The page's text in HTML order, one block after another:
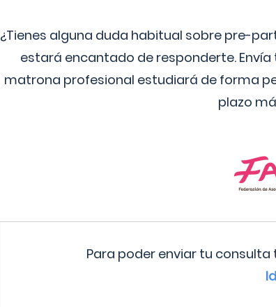
¿Tienes alguna duda habitual sobre pre-
estará encantado de responderte.
matrona profesional estudiará de forma
plazo
Para poder enviar tu consulta